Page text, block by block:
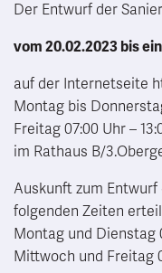
Der Entwurf der
vom 20.02.2023 bis
auf der Internetseite
Montag bis
Freitag 07:00 Uhr –
im Rathaus B/
Auskunft zum Entwurf
folgenden Zeiten
Montag und Dienstag
Mittwoch und Freitag